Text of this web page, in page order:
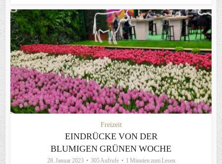
Freizeit
EINDRÜCKE VON DER
BLUMIGEN GRÜNEN WOCHE
28. Januar 2023 305 Aufrufe 1 Minuten zum Lesen